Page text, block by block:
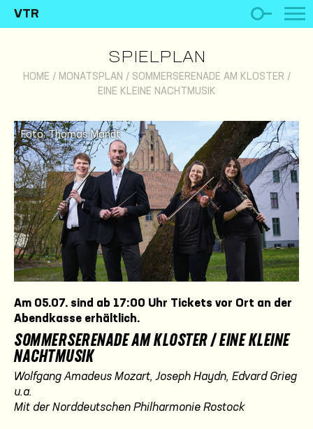
VTR
SPIELPLAN
HOME / MONATSPLAN / SOMMERSERENADE AM KLOSTER /
EINE KLEINE NACHTMUSIK
Foto: Thomas Mandt
Am 05.07. sind ab 17:00 Uhr Tickets vor Ort an der
Abendkasse erhältlich.
SOMMERSERENADE AM KLOSTER / EINE KLEINE
NACHTMUSIK
Wolfgang Amadeus Mozart, Joseph Haydn, Edvard Grieg
u.a.
Mit der Norddeutschen Philharmonie Rostock